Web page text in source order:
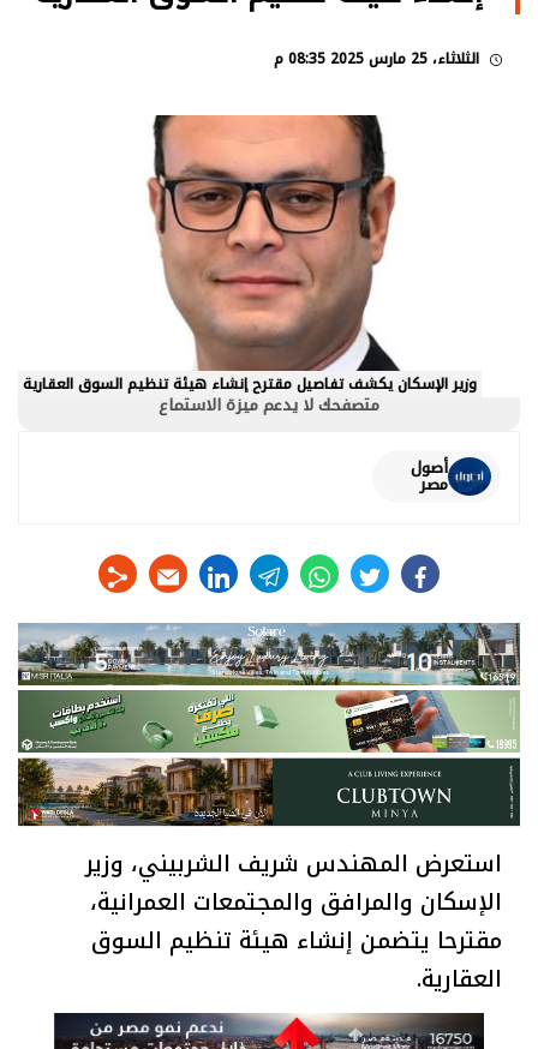
الثلاثاء، 25 مارس 2025 08:35 م
وزير الإسكان يكشف تفاصيل مقترح إنشاء هيئة تنظيم السوق العقارية
متصفحك لا يدعم ميزة الاستماع
أصول
مصر
facebook
twitter
whats
telegram
linkedin
استعرض المهندس شريف الشربيني، وزير
الإسكان والمرافق والمجتمعات العمرانية،
مقترحا يتضمن إنشاء هيئة تنظيم السوق
العقارية.